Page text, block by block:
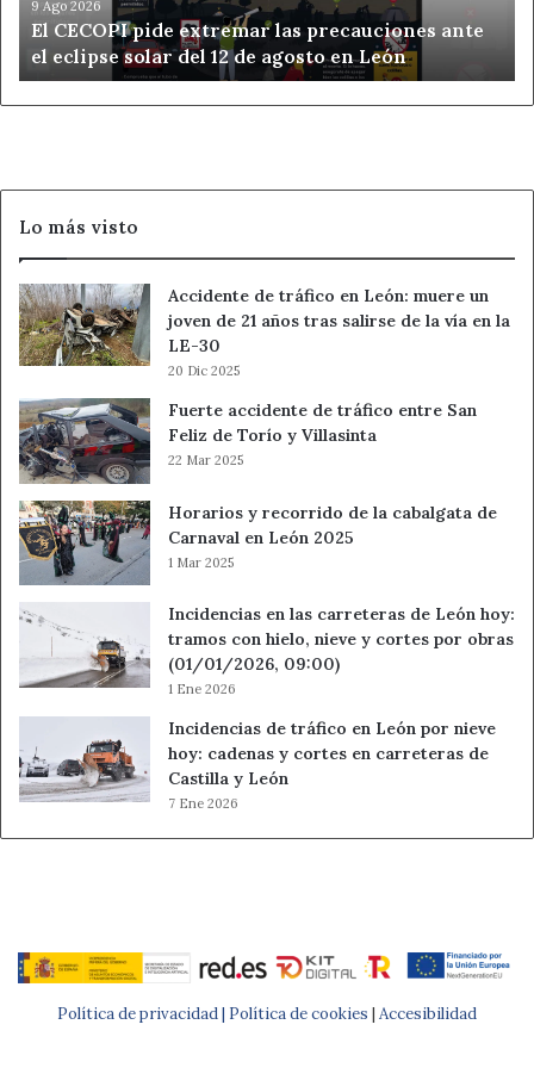
eclipse
solar
del
12
9 Ago 2026
El CECOPI pide extremar las precauciones ante
el eclipse solar del 12 de agosto en León
Lo más visto
Accidente de tráfico en León: muere un
joven de 21 años tras salirse de la vía en la
LE-30
20 Dic 2025
Fuerte accidente de tráfico entre San
Feliz de Torío y Villasinta
22 Mar 2025
Horarios y recorrido de la cabalgata de
Carnaval en León 2025
1 Mar 2025
Incidencias en las carreteras de León hoy:
tramos con hielo, nieve y cortes por obras
(01/01/2026, 09:00)
1 Ene 2026
Incidencias de tráfico en León por nieve
hoy: cadenas y cortes en carreteras de
Castilla y León
7 Ene 2026
Política de privacidad | Política de cookies | Accesibilidad